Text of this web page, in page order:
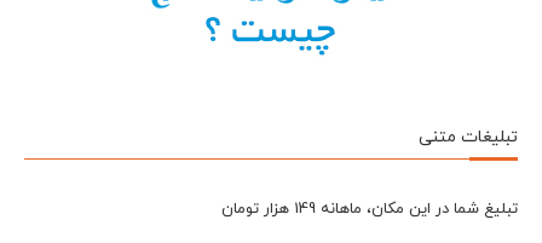
تبلیغات متنی
تبلیغ شما در این مکان، ماهانه 149 هزار تومان